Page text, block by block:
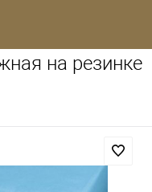
на резинке